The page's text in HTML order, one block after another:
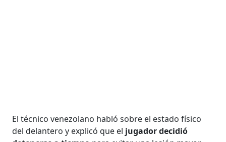
El técnico venezolano habló sobre el estado físico
del delantero y explicó que el jugador decidió